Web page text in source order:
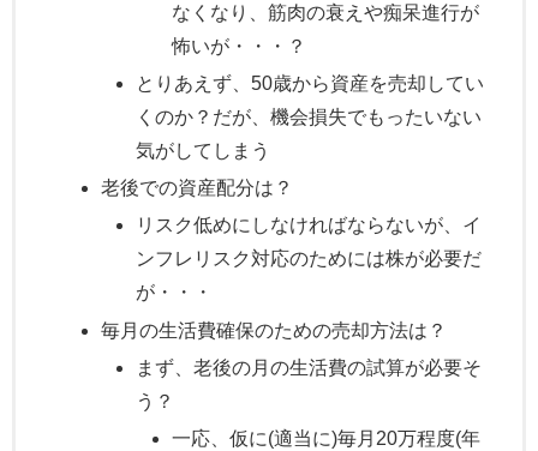
なくなり、筋肉の衰えや痴呆進行が
怖いが・・・？
とりあえず、50歳から資産を売却してい
くのか？だが、機会損失でもったいない
気がしてしまう
老後での資産配分は？
リスク低めにしなければならないが、イ
ンフレリスク対応のためには株が必要だ
が・・・
毎月の生活費確保のための売却方法は？
まず、老後の月の生活費の試算が必要そ
う？
一応、仮に(適当に)毎月20万程度(年